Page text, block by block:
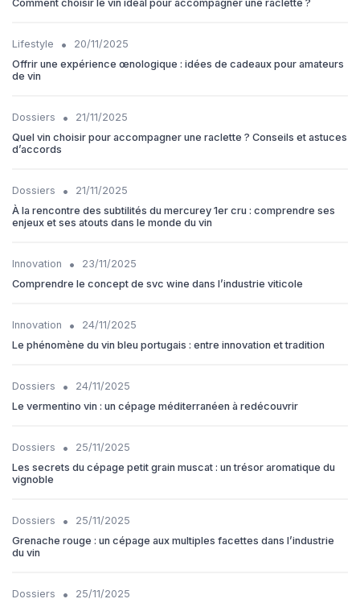
Comment choisir le vin idéal pour accompagner une raclette ?
Lifestyle •
20/11/2025
Offrir une expérience œnologique : idées de cadeaux pour amateurs
de vin
Dossiers •
21/11/2025
Quel vin choisir pour accompagner une raclette ? Conseils et astuces
d’accords
Dossiers •
21/11/2025
À la rencontre des subtilités du mercurey 1er cru : comprendre ses
enjeux et ses atouts dans le monde du vin
Innovation •
23/11/2025
Comprendre le concept de svc wine dans l’industrie viticole
Innovation •
24/11/2025
Le phénomène du vin bleu portugais : entre innovation et tradition
Dossiers •
24/11/2025
Le vermentino vin : un cépage méditerranéen à redécouvrir
Dossiers •
25/11/2025
Les secrets du cépage petit grain muscat : un trésor aromatique du
vignoble
Dossiers •
25/11/2025
Grenache rouge : un cépage aux multiples facettes dans l’industrie
du vin
Dossiers •
25/11/2025